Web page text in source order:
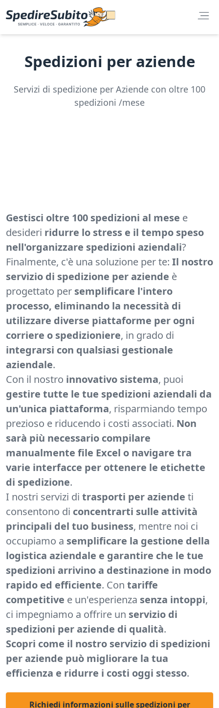
Spedizioni per aziende
Servizi di spedizione per Aziende con oltre 100
spedizioni /mese
Gestisci oltre 100 spedizioni al mese e
desideri ridurre lo stress e il tempo speso
nell'organizzare spedizioni aziendali?
Finalmente, c'è una soluzione per te: Il nostro
servizio di spedizione per aziende è
progettato per semplificare l'intero
processo, eliminando la necessità di
utilizzare diverse piattaforme per ogni
corriere o spedizioniere, in grado di
integrarsi con qualsiasi gestionale
aziendale.
Con il nostro innovativo sistema, puoi
gestire tutte le tue spedizioni aziendali da
un'unica piattaforma, risparmiando tempo
prezioso e riducendo i costi associati. Non
sarà più necessario compilare
manualmente file Excel o navigare tra
varie interfacce per ottenere le etichette
di spedizione.
I nostri servizi di trasporti per aziende ti
consentono di concentrarti sulle attività
principali del tuo business, mentre noi ci
occupiamo a semplificare la gestione della
logistica aziendale e garantire che le tue
spedizioni arrivino a destinazione in modo
rapido ed efficiente. Con tariffe
competitive e un'esperienza senza intoppi,
ci impegniamo a offrire un servizio di
spedizioni per aziende di qualità.
Scopri come il nostro servizio di spedizioni
per aziende può migliorare la tua
efficienza e ridurre i costi oggi stesso.
Richiedi informazioni sulle spedizioni per